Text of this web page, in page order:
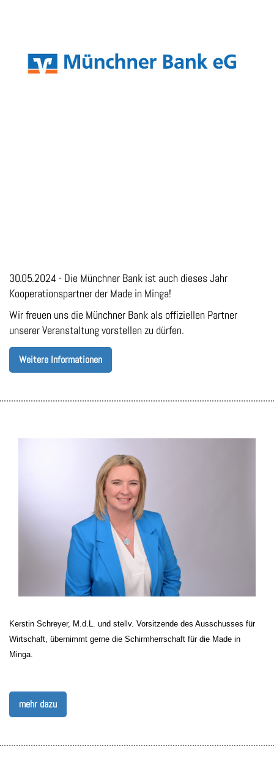
30.05.2024 - Die Münchner Bank ist auch dieses Jahr
Kooperationspartner der Made in Minga!
Wir freuen uns die Münchner Bank als offiziellen Partner
unserer Veranstaltung vorstellen zu dürfen.
Weitere Informationen
Kerstin Schreyer, M.d.L. und stellv. Vorsitzende des Ausschusses für
Wirtschaft, übernimmt gerne die Schirmherrschaft für die Made in
Minga.
mehr dazu